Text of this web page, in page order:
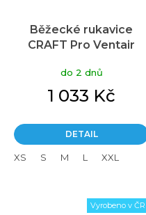
Běžecké rukavice
CRAFT Pro Ventair
do 2 dnů
1 033 Kč
DETAIL
XS S M L XXL
Vyrobeno v ČR